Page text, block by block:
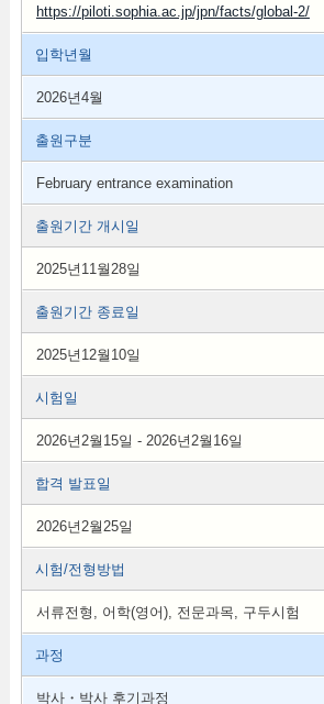
https://piloti.sophia.ac.jp/jpn/facts/global-2/
입학년월
2026년4월
출원구분
February entrance examination
출원기간 개시일
2025년11월28일
출원기간 종료일
2025년12월10일
시험일
2026년2월15일 - 2026년2월16일
합격 발표일
2026년2월25일
시험/전형방법
서류전형, 어학(영어), 전문과목, 구두시험
과정
박사・박사 후기과정